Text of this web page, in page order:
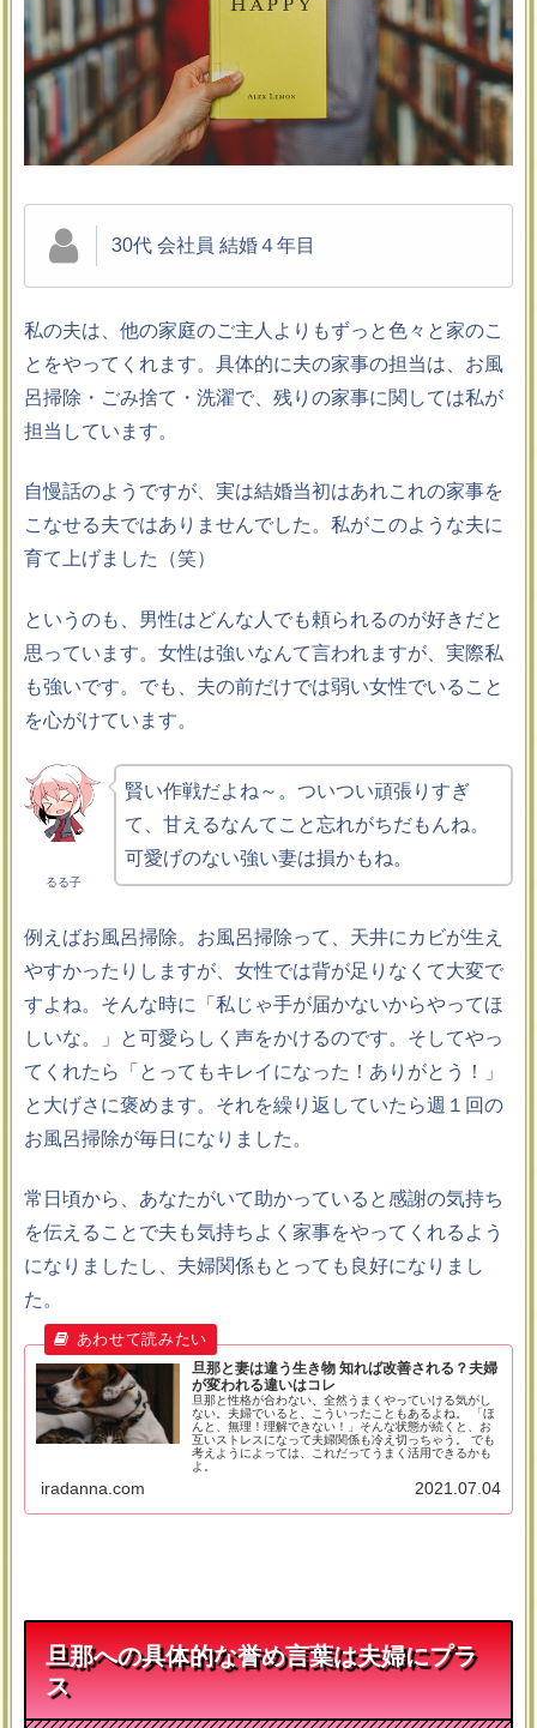
30代 会社員 結婚４年目
私の夫は、他の家庭のご主人よりもずっと色々と家のこ
とをやってくれます。具体的に夫の家事の担当は、お風
呂掃除・ごみ捨て・洗濯で、残りの家事に関しては私が
担当しています。
自慢話のようですが、実は結婚当初はあれこれの家事を
こなせる夫ではありませんでした。私がこのような夫に
育て上げました（笑）
というのも、男性はどんな人でも頼られるのが好きだと
思っています。女性は強いなんて言われますが、実際私
も強いです。でも、夫の前だけでは弱い女性でいること
を心がけています。
るる子
賢い作戦だよね～。ついつい頑張りすぎ
て、甘えるなんてこと忘れがちだもんね。
可愛げのない強い妻は損かもね。
例えばお風呂掃除。お風呂掃除って、天井にカビが生え
やすかったりしますが、女性では背が足りなくて大変で
すよね。そんな時に「私じゃ手が届かないからやってほ
しいな。」と可愛らしく声をかけるのです。そしてやっ
てくれたら「とってもキレイになった！ありがとう！」
と大げさに褒めます。それを繰り返していたら週１回の
お風呂掃除が毎日になりました。
常日頃から、あなたがいて助かっていると感謝の気持ち
を伝えることで夫も気持ちよく家事をやってくれるよう
になりましたし、夫婦関係もとっても良好になりまし
た。
旦那と妻は違う生き物 知れば改善される？夫婦
が変われる違いはコレ
旦那と性格が合わない、全然うまくやっていける気がし
ない。夫婦でいると、こういったこともあるよね。 「ほ
んと、無理！理解できない！」そんな状態が続くと、お
互いストレスになって夫婦関係も冷え切っちゃう。 でも
考えようによっては、これだってうまく活用できるかも
よ。
iradanna.com 2021.07.04
旦那への具体的な誉め言葉は夫婦にプラ
ス